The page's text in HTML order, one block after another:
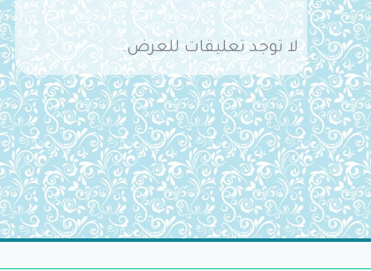
لا توجد تعليقات للعرض.